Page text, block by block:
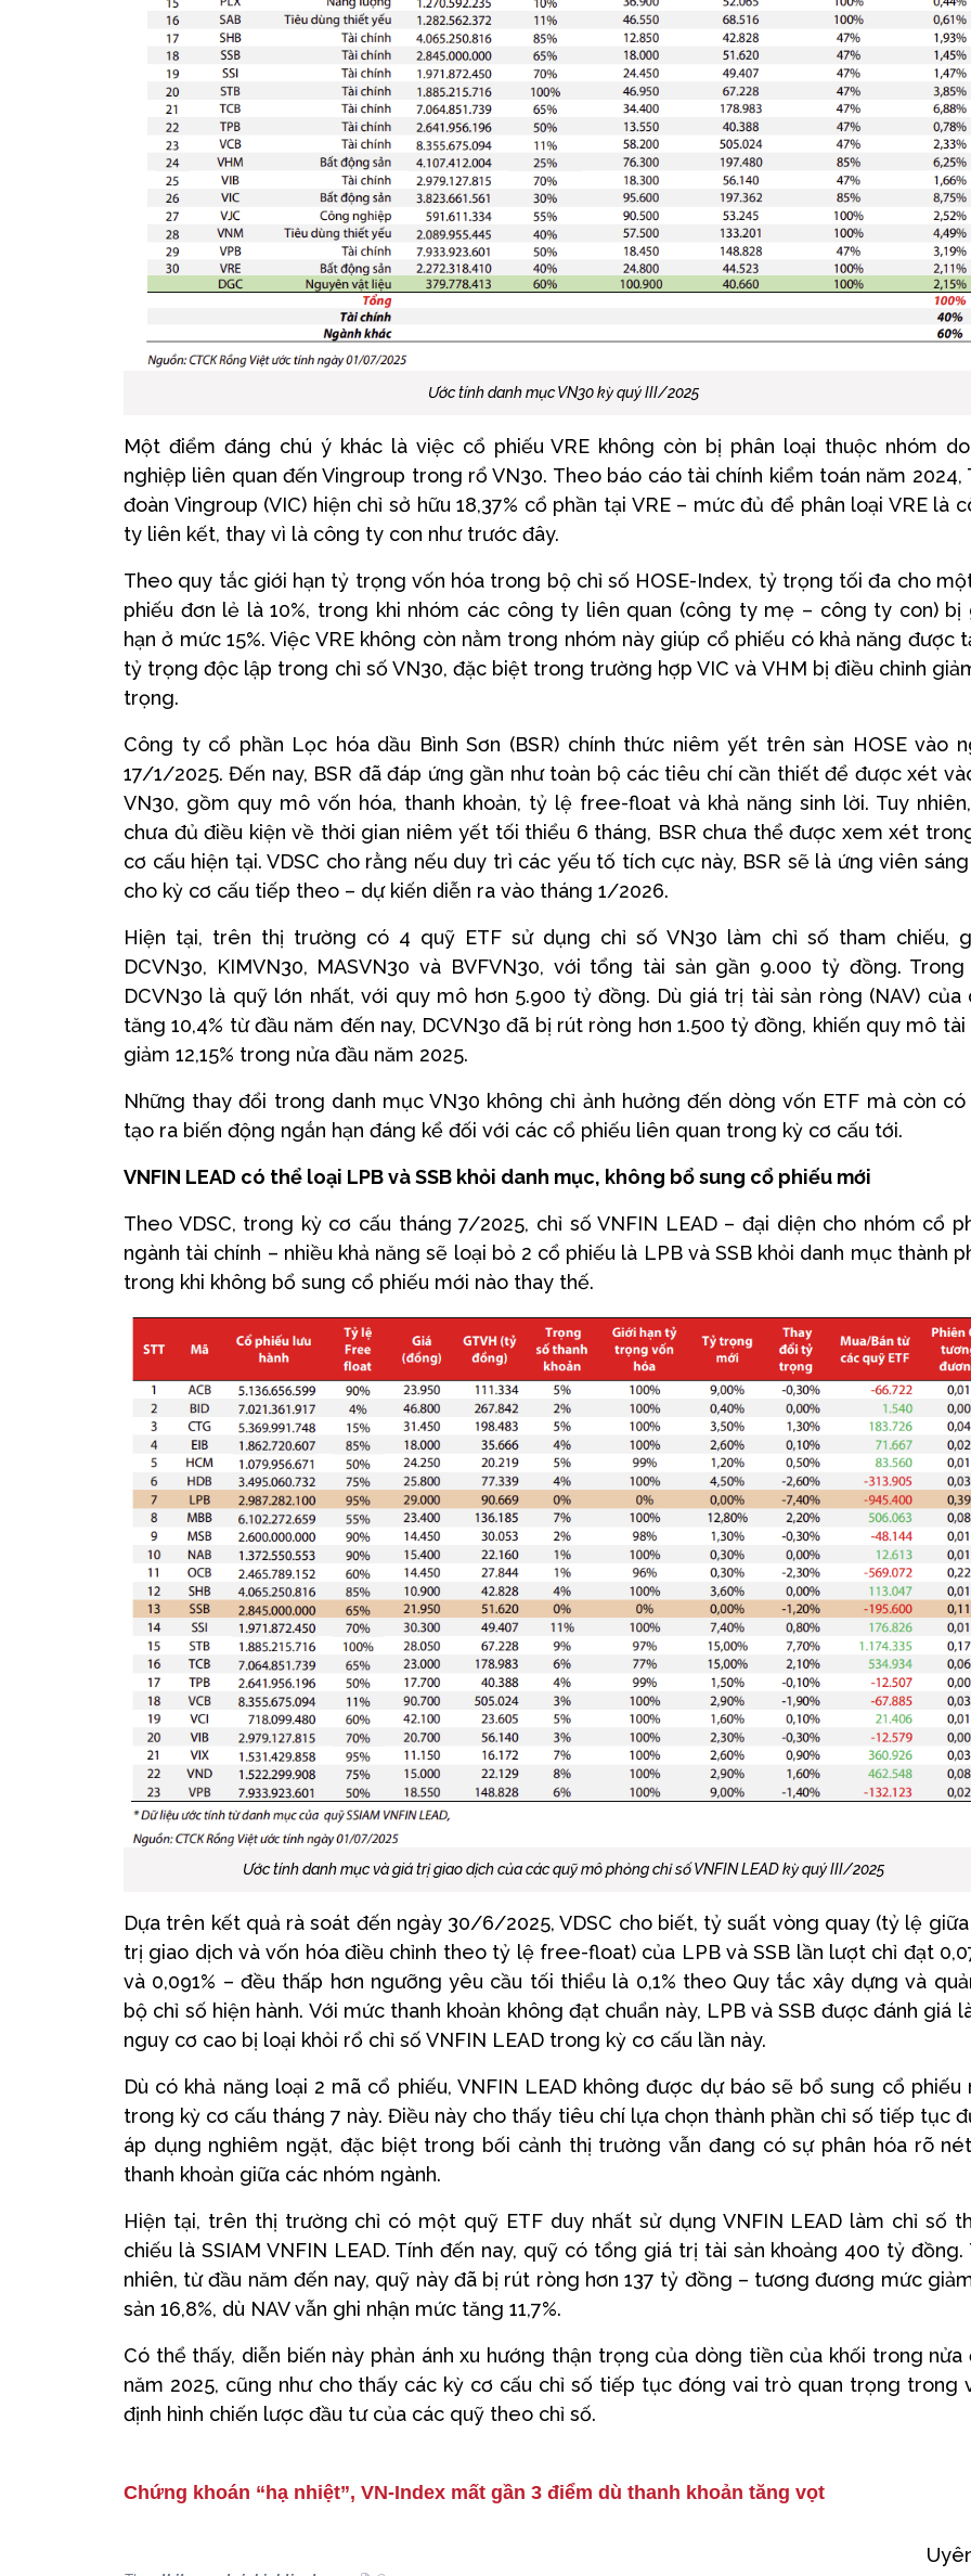
Ước tính danh mục VN30 kỳ quý III/2025
Một điểm đáng chú ý khác là việc cổ phiếu VRE không còn bị phân loại thuộc nhóm
nghiệp liên quan đến Vingroup trong rổ VN30. Theo báo cáo tài chính kiểm toán năm 2024,
đoàn Vingroup (VIC) hiện chỉ sở hữu 18,37% cổ phần tại VRE – mức đủ để phân loại VRE là
ty liên kết, thay vì là công ty con như trước đây.
Theo quy tắc giới hạn tỷ trọng vốn hóa trong bộ chỉ số HOSE-Index, tỷ trọng tối đa cho
phiếu đơn lẻ là 10%, trong khi nhóm các công ty liên quan (công ty mẹ – công ty con) bị
hạn ở mức 15%. Việc VRE không còn nằm trong nhóm này giúp cổ phiếu có khả năng được
tỷ trọng độc lập trong chỉ số VN30, đặc biệt trong trường hợp VIC và VHM bị điều chỉnh
trọng.
Công ty cổ phần Lọc hóa dầu Bình Sơn (BSR) chính thức niêm yết trên sàn HOSE vào
17/1/2025. Đến nay, BSR đã đáp ứng gần như toàn bộ các tiêu chí cần thiết để được xét
VN30, gồm quy mô vốn hóa, thanh khoản, tỷ lệ free-float và khả năng sinh lời. Tuy
chưa đủ điều kiện về thời gian niêm yết tối thiểu 6 tháng, BSR chưa thể được xem xét
cơ cấu hiện tại. VDSC cho rằng nếu duy trì các yếu tố tích cực này, BSR sẽ là ứng viên
cho kỳ cơ cấu tiếp theo – dự kiến diễn ra vào tháng 1/2026.
Hiện tại, trên thị trường có 4 quỹ ETF sử dụng chỉ số VN30 làm chỉ số tham chiếu,
DCVN30, KIMVN30, MASVN30 và BVFVN30, với tổng tài sản gần 9.000 tỷ đồng. Trong
DCVN30 là quỹ lớn nhất, với quy mô hơn 5.900 tỷ đồng. Dù giá trị tài sản ròng (NAV) của
tăng 10,4% từ đầu năm đến nay, DCVN30 đã bị rút ròng hơn 1.500 tỷ đồng, khiến quy mô tài
giảm 12,15% trong nửa đầu năm 2025.
Những thay đổi trong danh mục VN30 không chỉ ảnh hưởng đến dòng vốn ETF mà còn
tạo ra biến động ngắn hạn đáng kể đối với các cổ phiếu liên quan trong kỳ cơ cấu tới.
VNFIN LEAD có thể loại LPB và SSB khỏi danh mục, không bổ sung cổ phiếu mới
Theo VDSC, trong kỳ cơ cấu tháng 7/2025, chỉ số VNFIN LEAD – đại diện cho nhóm cổ
ngành tài chính – nhiều khả năng sẽ loại bỏ 2 cổ phiếu là LPB và SSB khỏi danh mục thành
trong khi không bổ sung cổ phiếu mới nào thay thế.
Ước tính danh mục và giá trị giao dịch của các quỹ mô phỏng chỉ số VNFIN LEAD kỳ quý III/2025
Dựa trên kết quả rà soát đến ngày 30/6/2025, VDSC cho biết, tỷ suất vòng quay (tỷ lệ
trị giao dịch và vốn hóa điều chỉnh theo tỷ lệ free-float) của LPB và SSB lần lượt chỉ đạt
và 0,091% – đều thấp hơn ngưỡng yêu cầu tối thiểu là 0,1% theo Quy tắc xây dựng và
bộ chỉ số hiện hành. Với mức thanh khoản không đạt chuẩn này, LPB và SSB được đánh giá
nguy cơ cao bị loại khỏi rổ chỉ số VNFIN LEAD trong kỳ cơ cấu lần này.
Dù có khả năng loại 2 mã cổ phiếu, VNFIN LEAD không được dự báo sẽ bổ sung cổ phiếu
trong kỳ cơ cấu tháng 7 này. Điều này cho thấy tiêu chí lựa chọn thành phần chỉ số tiếp tục
áp dụng nghiêm ngặt, đặc biệt trong bối cảnh thị trường vẫn đang có sự phân hóa rõ
thanh khoản giữa các nhóm ngành.
Hiện tại, trên thị trường chỉ có một quỹ ETF duy nhất sử dụng VNFIN LEAD làm chỉ số
chiếu là SSIAM VNFIN LEAD. Tính đến nay, quỹ có tổng giá trị tài sản khoảng 400 tỷ đồng.
nhiên, từ đầu năm đến nay, quỹ này đã bị rút ròng hơn 137 tỷ đồng – tương đương mức
sản 16,8%, dù NAV vẫn ghi nhận mức tăng 11,7%.
Có thể thấy, diễn biến này phản ánh xu hướng thận trọng của dòng tiền của khối trong nửa
năm 2025, cũng như cho thấy các kỳ cơ cấu chỉ số tiếp tục đóng vai trò quan trọng trong
định hình chiến lược đầu tư của các quỹ theo chỉ số.
Chứng khoán “hạ nhiệt”, VN-Index mất gần 3 điểm dù thanh khoản tăng vọt